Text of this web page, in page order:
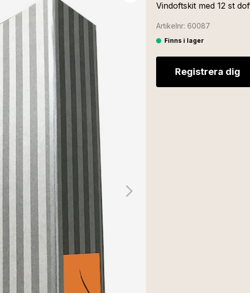
Vindoftskit med 12 st
Artikelnr: 60087
Finns i lager
Registrera dig